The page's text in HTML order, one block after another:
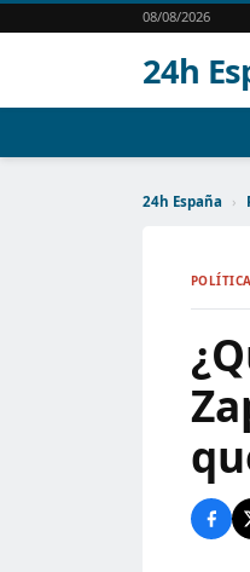
08/08/2026
24h
24h España ›
POLÍTICA